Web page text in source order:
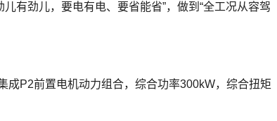
有劲儿，要电有电、要省能省”，做到“全工况从容驾
成P2前置电机动力组合，综合功率300kW，综合扭矩